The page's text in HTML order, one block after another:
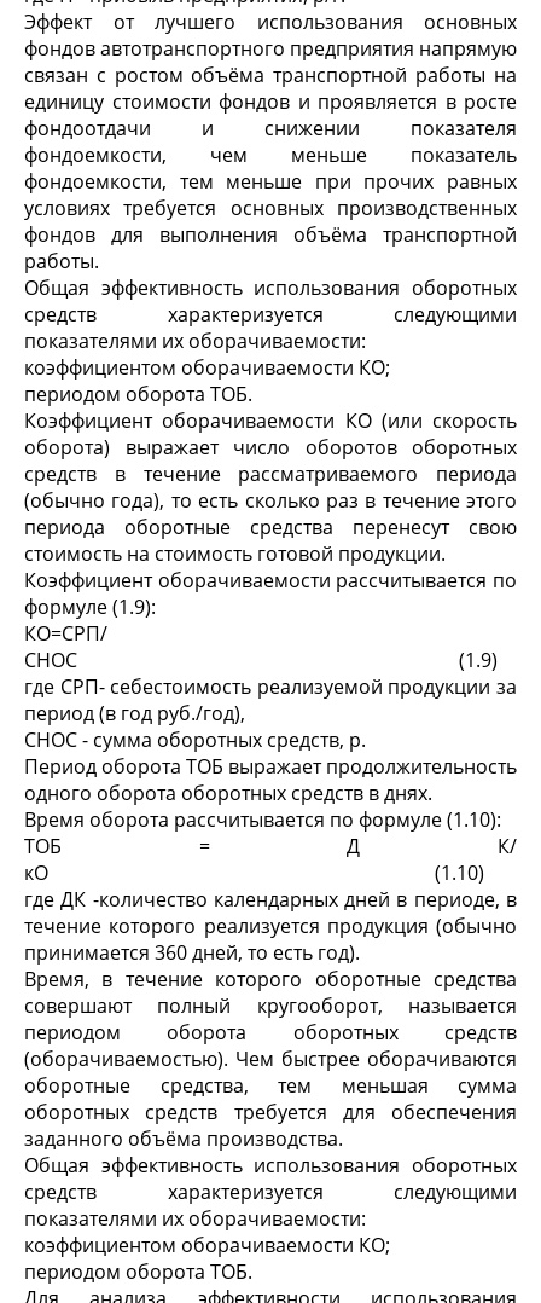
Эффект от лучшего использования основных
фондов автотранспортного предприятия напрямую
связан с ростом объёма транспортной работы на
единицу стоимости фондов и проявляется в росте
фондоотдачи и снижении показателя
фондоемкости, чем меньше показатель
фондоемкости, тем меньше при прочих равных
условиях требуется основных производственных
фондов для выполнения объёма транспортной
работы.
Общая эффективность использования оборотных
средств характеризуется следующими
показателями их оборачиваемости:
коэффициентом оборачиваемости КО;
периодом оборота ТОБ.
Коэффициент оборачиваемости КО (или скорость
оборота) выражает число оборотов оборотных
средств в течение рассматриваемого периода
(обычно года), то есть сколько раз в течение этого
периода оборотные средства перенесут свою
стоимость на стоимость готовой продукции.
Коэффициент оборачиваемости рассчитывается по
формуле (1.9):
КО=СРП/
СНОС (1.9)
где СРП- себестоимость реализуемой продукции за
период (в год руб./год),
СНОС - сумма оборотных средств, р.
Период оборота ТОБ выражает продолжительность
одного оборота оборотных средств в днях.
Время оборота рассчитывается по формуле (1.10):
ТОБ = Д К/
кО (1.10)
где ДК -количество календарных дней в периоде, в
течение которого реализуется продукция (обычно
принимается 360 дней, то есть год).
Время, в течение которого оборотные средства
совершают полный кругооборот, называется
периодом оборота оборотных средств
(оборачиваемостью). Чем быстрее оборачиваются
оборотные средства, тем меньшая сумма
оборотных средств требуется для обеспечения
заданного объёма производства.
Общая эффективность использования оборотных
средств характеризуется следующими
показателями их оборачиваемости:
коэффициентом оборачиваемости КО;
периодом оборота ТОБ.